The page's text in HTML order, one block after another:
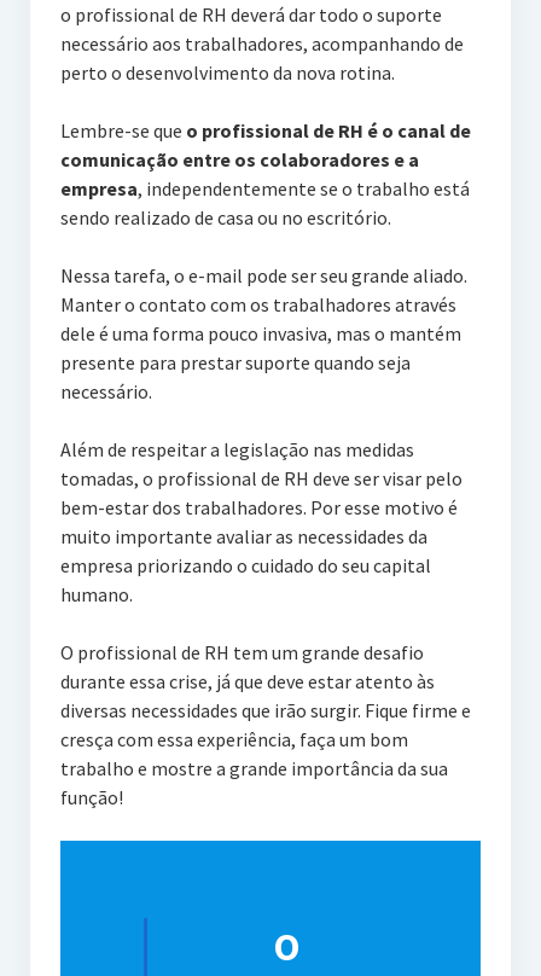
o profissional de RH deverá dar todo o suporte
necessário aos trabalhadores, acompanhando de
perto o desenvolvimento da nova rotina.
Lembre-se que o profissional de RH é o canal de
comunicação entre os colaboradores e a
empresa, independentemente se o trabalho está
sendo realizado de casa ou no escritório.
Nessa tarefa, o e-mail pode ser seu grande aliado.
Manter o contato com os trabalhadores através
dele é uma forma pouco invasiva, mas o mantém
presente para prestar suporte quando seja
necessário.
Além de respeitar a legislação nas medidas
tomadas, o profissional de RH deve ser visar pelo
bem-estar dos trabalhadores. Por esse motivo é
muito importante avaliar as necessidades da
empresa priorizando o cuidado do seu capital
humano.
O profissional de RH tem um grande desafio
durante essa crise, já que deve estar atento às
diversas necessidades que irão surgir. Fique firme e
cresça com essa experiência, faça um bom
trabalho e mostre a grande importância da sua
função!
O